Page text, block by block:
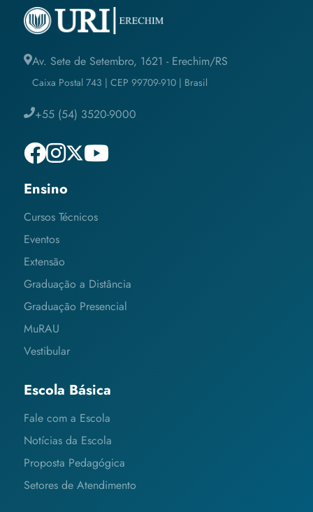
Av. Sete de Setembro, 1621 - Erechim/RS
Caixa Postal 743 | CEP 99709-910 | Brasil
+55 (54) 3520-9000
Ensino
Cursos Técnicos
Eventos
Extensão
Graduação a Distância
Graduação Presencial
MuRAU
Vestibular
Escola Básica
Fale com a Escola
Notícias da Escola
Proposta Pedagógica
Setores de Atendimento